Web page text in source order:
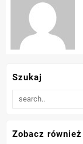
Szukaj
Zobacz również